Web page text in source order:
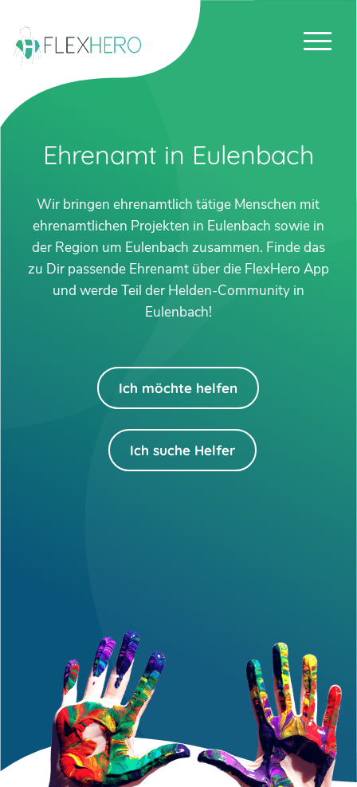
Ehrenamt in Eulenbach
Wir bringen ehrenamtlich tätige Menschen mit
ehrenamtlichen Projekten in Eulenbach sowie in
der Region um Eulenbach zusammen. Finde das
zu Dir passende Ehrenamt über die FlexHero App
und werde Teil der Helden-Community in
Eulenbach!
Ich möchte helfen
Ich suche Helfer